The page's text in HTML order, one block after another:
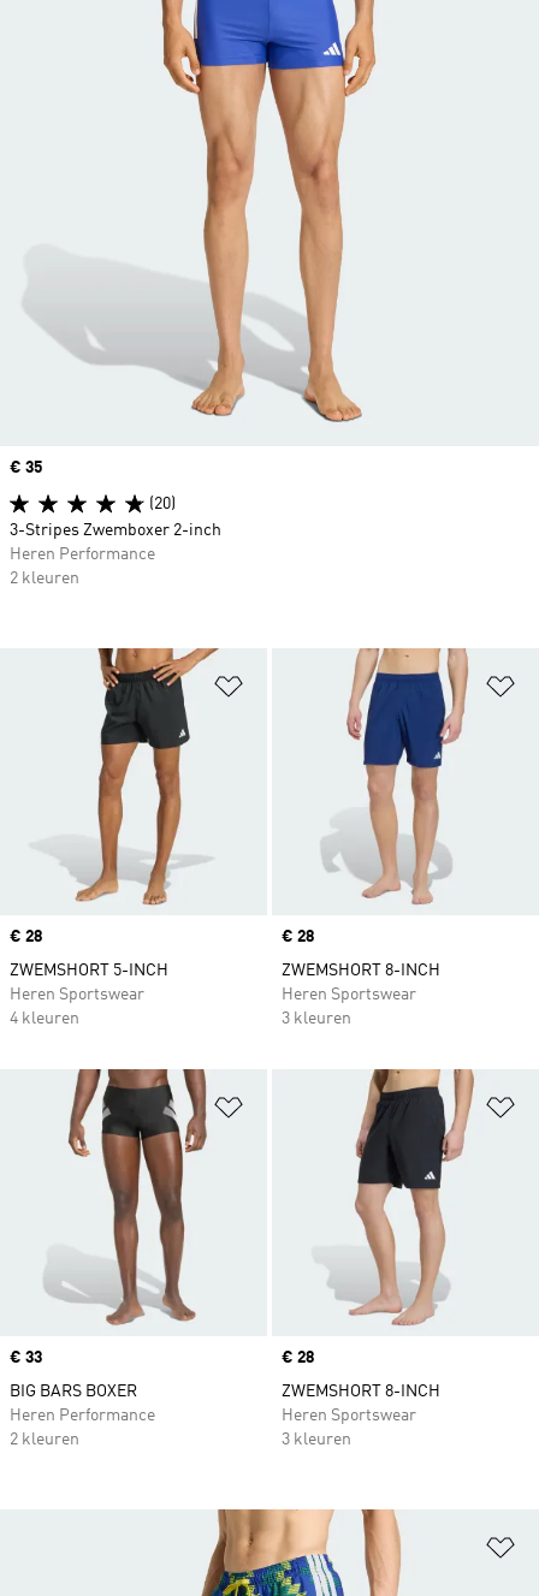
Op verlanglijst zetten
Price
€ 28
ZWEMSHORT 5-INCH
Heren Sportswear
4 kleuren
Price
€ 28
ZWEMSHORT 8-INCH
Heren Sportswear
3 kleuren
Op verlanglijst zetten
Price
€ 33
BIG BARS BOXER
Heren Performance
2 kleuren
Price
€ 28
ZWEMSHORT 8-INCH
Heren Sportswear
3 kleuren
Price
€ 35
(20)
3-Stripes Zwemboxer 2-inch
Heren Performance
2 kleuren